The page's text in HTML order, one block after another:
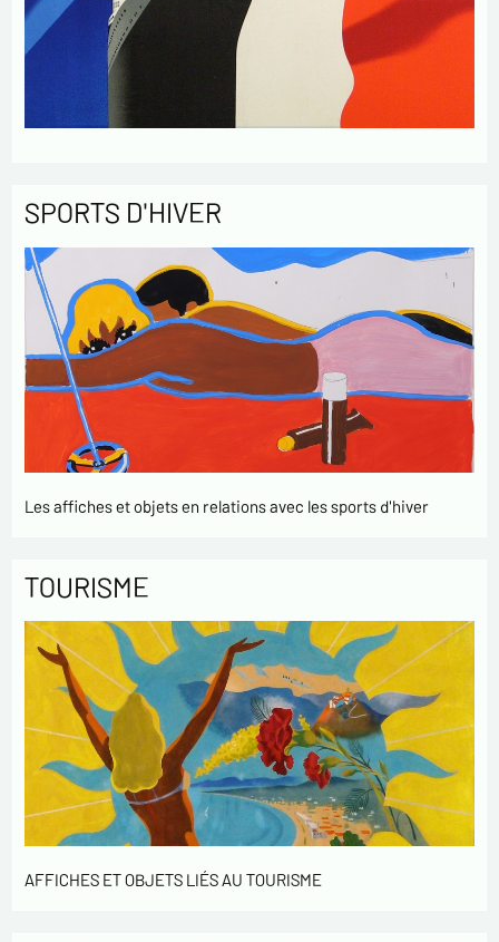
SPORTS D'HIVER
Les affiches et objets en relations avec les sports d'hiver
TOURISME
AFFICHES ET OBJETS LIÉS AU TOURISME